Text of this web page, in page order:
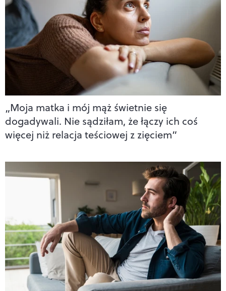
„Moja matka i mój mąż świetnie się
dogadywali. Nie sądziłam, że łączy ich coś
więcej niż relacja teściowej z zięciem”